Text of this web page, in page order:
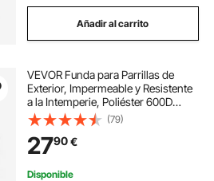
Añadir al carrito
VEVOR Funda para Parrillas de
Exterior, Impermeable y Resistente
a la Intemperie, Poliéster 600D
Duradero, 280 g/m², Fácil de Poner
y Quitar, con Hebillas Seguras, 1518
x 660 x 836 mm, Negro
(79)
2790€
Disponible